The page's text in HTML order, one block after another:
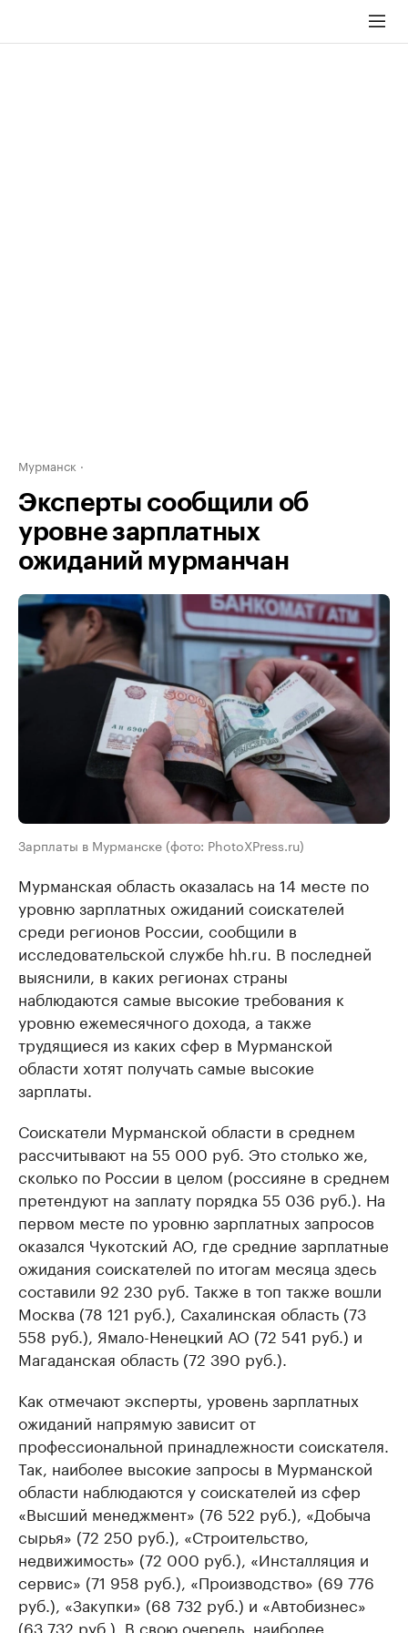
Мурманск
Эксперты сообщили об
уровне зарплатных
ожиданий мурманчан
Зарплаты в Мурманске (фото: PhotoXPress.ru)
Мурманская область оказалась на 14 месте по
уровню зарплатных ожиданий соискателей
среди регионов России, сообщили в
исследовательской службе hh.ru. В последней
выяснили, в каких регионах страны
наблюдаются самые высокие требования к
уровню ежемесячного дохода, а также
трудящиеся из каких сфер в Мурманской
области хотят получать самые высокие
зарплаты.
Соискатели Мурманской области в среднем
рассчитывают на 55 000 руб. Это столько же,
сколько по России в целом (россияне в среднем
претендуют на заплату порядка 55 036 руб.). На
первом месте по уровню зарплатных запросов
оказался Чукотский АО, где средние зарплатные
ожидания соискателей по итогам месяца здесь
составили 92 230 руб. Также в топ также вошли
Москва (78 121 руб.), Сахалинская область (73
558 руб.), Ямало-Ненецкий АО (72 541 руб.) и
Магаданская область (72 390 руб.).
Как отмечают эксперты, уровень зарплатных
ожиданий напрямую зависит от
профессиональной принадлежности соискателя.
Так, наиболее высокие запросы в Мурманской
области наблюдаются у соискателей из сфер
«Высший менеджмент» (76 522 руб.), «Добыча
сырья» (72 250 руб.), «Строительство,
недвижимость» (72 000 руб.), «Инсталляция и
сервис» (71 958 руб.), «Производство» (69 776
руб.), «Закупки» (68 732 руб.) и «Автобизнес»
(63 732 руб.). В свою очередь, наиболее